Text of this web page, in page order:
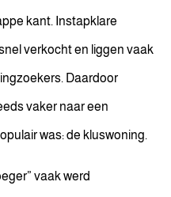
kant. Instapklare
verkocht en liggen vaak
Daardoor
vaker naar een
was: de kluswoning.
vaak werd